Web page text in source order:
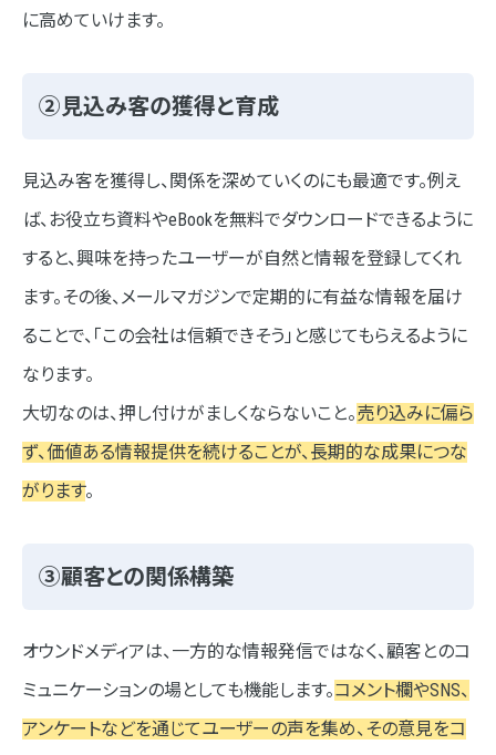
に高めていけます。
②見込み客の獲得と育成
見込み客を獲得し、関係を深めていくのにも最適です。例え
ば、お役立ち資料やeBookを無料でダウンロードできるように
すると、興味を持ったユーザーが自然と情報を登録してくれ
ます。その後、メールマガジンで定期的に有益な情報を届け
ることで、「この会社は信頼できそう」と感じてもらえるように
なります。
大切なのは、押し付けがましくならないこと。売り込みに偏ら
ず、価値ある情報提供を続けることが、長期的な成果につな
がります。
③顧客との関係構築
オウンドメディアは、一方的な情報発信ではなく、顧客とのコ
ミュニケーションの場としても機能します。コメント欄やSNS、
アンケートなどを通じてユーザーの声を集め、その意見をコ